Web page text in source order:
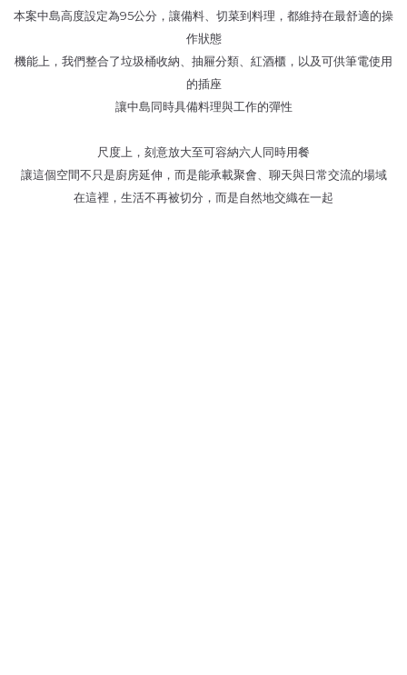
本案中島高度設定為95公分，讓備料、切菜到料理，都維持在最舒適的操
作狀態
機能上，我們整合了垃圾桶收納、抽屜分類、紅酒櫃，以及可供筆電使用
的插座
讓中島同時具備料理與工作的彈性
尺度上，刻意放大至可容納六人同時用餐
讓這個空間不只是廚房延伸，而是能承載聚會、聊天與日常交流的場域
在這裡，生活不再被切分，而是自然地交織在一起